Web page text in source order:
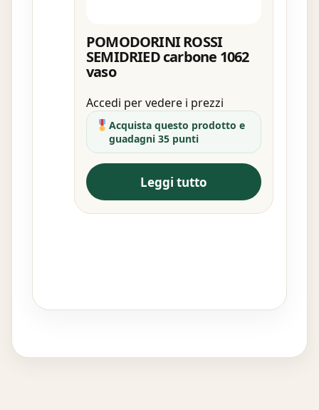
POMODORINI ROSSI
SEMIDRIED carbone 1062
vaso
Accedi per vedere i prezzi
Acquista questo prodotto e
guadagni 35 punti
Leggi tutto